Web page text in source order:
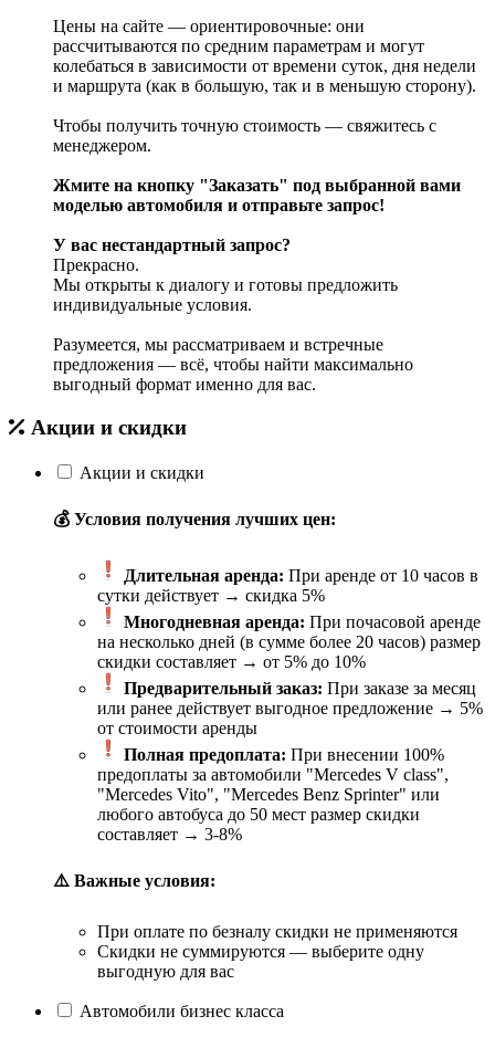
Цены на сайте — ориентировочные: они
рассчитываются по средним параметрам и могут
колебаться в зависимости от времени суток, дня недели
и маршрута (как в большую, так и в меньшую сторону).
Чтобы получить точную стоимость — свяжитесь с
менеджером.
Жмите на кнопку "Заказать" под выбранной вами
моделью автомобиля и отправьте запрос!
У вас нестандартный запрос?
Прекрасно.
Мы открыты к диалогу и готовы предложить
индивидуальные условия.
Разумеется, мы рассматриваем и встречные
предложения — всё, чтобы найти максимально
выгодный формат именно для вас.
Акции и скидки
Акции и скидки
💰 Условия получения лучших цен:
Длительная аренда: При аренде от 10 часов в
сутки действует → скидка 5%
Многодневная аренда: При почасовой аренде
на несколько дней (в сумме более 20 часов) размер
скидки составляет → от 5% до 10%
Предварительный заказ: При заказе за месяц
или ранее действует выгодное предложение → 5%
от стоимости аренды
Полная предоплата: При внесении 100%
предоплаты за автомобили "Mercedes V class",
"Mercedes Vito", "Mercedes Benz Sprinter" или
любого автобуса до 50 мест размер скидки
составляет → 3-8%
⚠️ Важные условия:
При оплате по безналу скидки не применяются
Скидки не суммируются — выберите одну
выгодную для вас
Автомобили бизнес класса